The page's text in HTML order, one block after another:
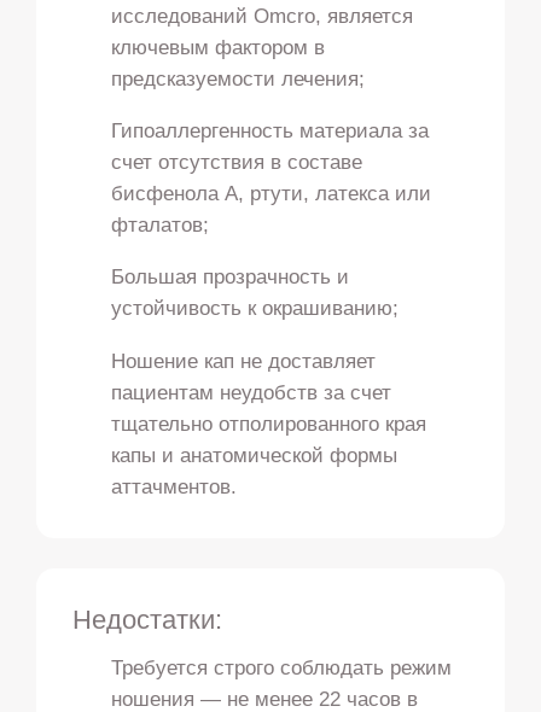
исследований Omcro, является
ключевым фактором в
предсказуемости лечения;
Гипоаллергенность материала за
счет отсутствия в составе
бисфенола А, ртути, латекса или
фталатов;
Большая прозрачность и
устойчивость к окрашиванию;
Ношение кап не доставляет
пациентам неудобств за счет
тщательно отполированного края
капы и анатомической формы
аттачментов.
Недостатки:
Требуется строго соблюдать режим
ношения — не менее 22 часов в